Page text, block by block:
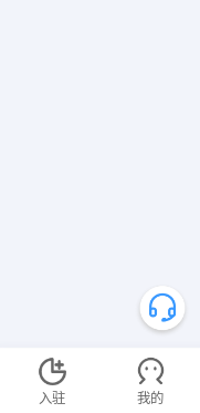
入驻 我的